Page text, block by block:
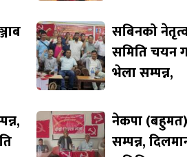
सबिनको
समिति चयन
भेला सम्पन्न,
नेकपा (बहुमत)
सम्पन्न,